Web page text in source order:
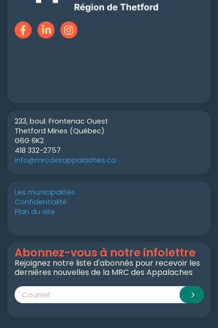
233, boul. Frontenac Ouest
Thetford Mines (Québec)
G6G 6K2
418 332-2757
info@mrcdesappalaches.ca
Les municipalités
Confidentialité
Plan du site
Abonnez-vous à notre infolettre
Rejoignez notre liste d'abonnés pour recevoir les
dernières nouvelles de la MRC des Appalaches